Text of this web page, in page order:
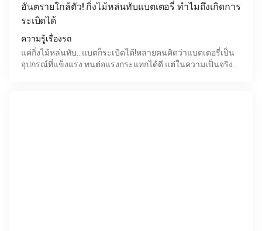
อันตรายใกล้ตัว! กิ่งไม้หล่นทับแบตเตอรี่ ทำไมถึงเกิดการ
ระเบิดได้
ความรู้เรื่องรถ
แค่กิ่งไม้หล่นทับ...แบตก็ระเบิดได้!หลายคนคิดว่าแบตเตอรี่เป็น
อุปกรณ์ที่แข็งแรง ทนต่อแรงกระแทกได้ดี แต่ในความเป็นจริง